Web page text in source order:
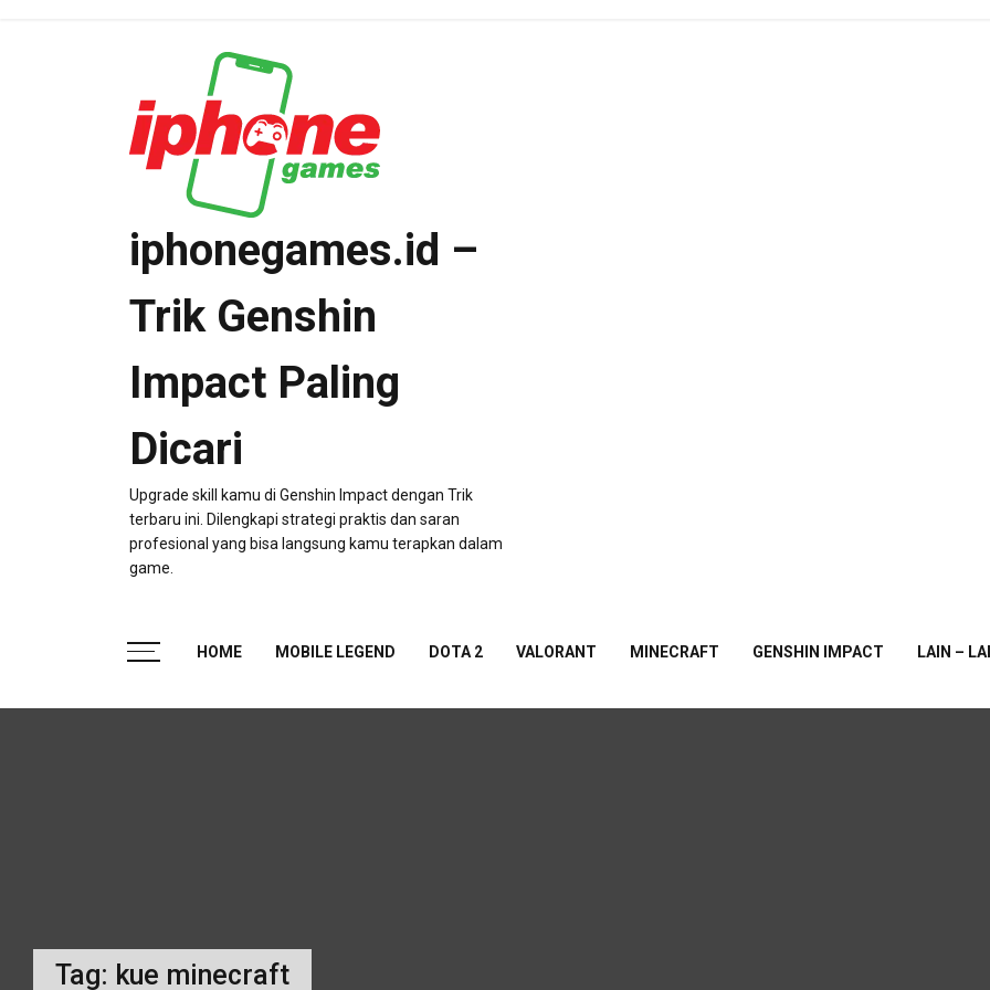
iphonegames.id –
Trik Genshin
Impact Paling
Dicari
Upgrade skill kamu di Genshin Impact dengan Trik
terbaru ini. Dilengkapi strategi praktis dan saran
profesional yang bisa langsung kamu terapkan dalam
game.
HOME MOBILE LEGEND DOTA 2 VALORANT MINECRAFT GENSHIN IMPACT LAIN –
Tag: kue minecraft